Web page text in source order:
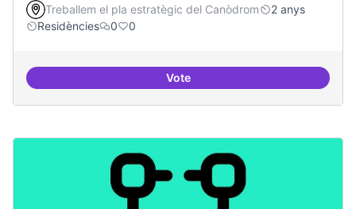
Treballem el pla estratègic del Canòdrom
2 anys
Residències
0 0
VoteRecerca i re-avaluació